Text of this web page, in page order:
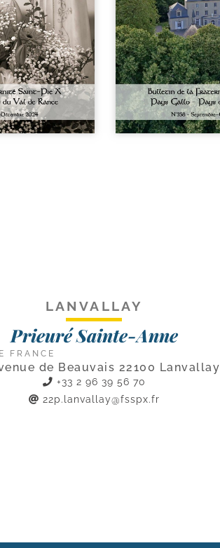
LANVALLAY
Prieuré Sainte-Anne
FRANCE
de Beauvais 22100 Lanvallay
+33 2 96 39 56 70
22p.lanvallay@fsspx.fr